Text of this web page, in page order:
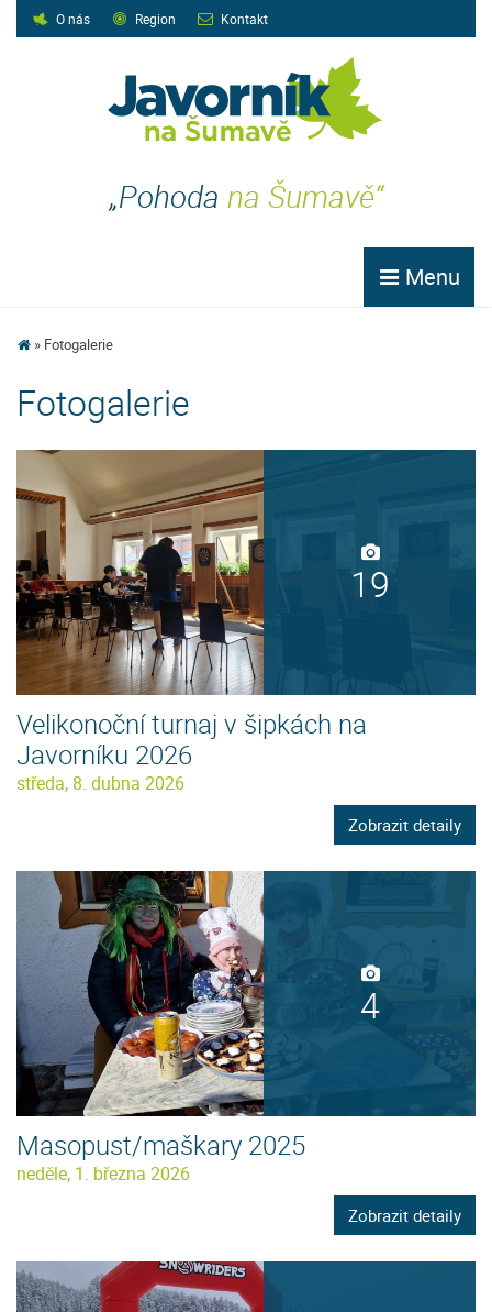
O nás Region Kontakt
„Pohoda na Šumavě“
Menu
Fotogalerie
Fotogalerie
19
Velikonoční turnaj v šipkách na
Javorníku 2026
středa, 8. dubna 2026
Zobrazit detaily
4
Masopust/maškary 2025
neděle, 1. března 2026
Zobrazit detaily